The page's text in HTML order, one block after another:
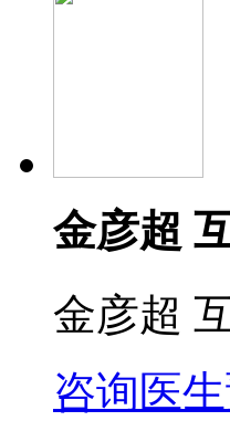
金彦超
金彦超
咨询医生